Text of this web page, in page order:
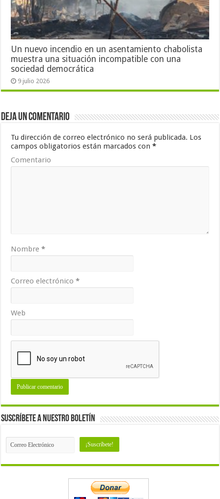
Un nuevo incendio en un asentamiento chabolista
muestra una situación incompatible con una
sociedad democrática
9 julio 2026
Deja un comentario
Tu dirección de correo electrónico no será publicada. Los
campos obligatorios están marcados con*
Comentario
Nombre*
Correo electrónico*
Web
Suscríbete a nuestro Boletín